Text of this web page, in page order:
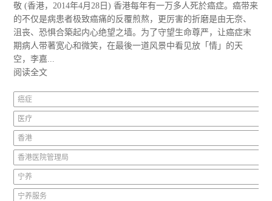
敬 (香港，2014年4月28日) 香港每年有一万多人死於癌症。癌带来
的不仅是病患者极致癌痛的反覆煎熬，更厉害的折磨是由无奈、
沮丧、恐惧合築起内心绝望之墙。为了守望生命尊严，让癌症末
期病人带著宽心和微笑，在最後一道风景中看见放「情」的天
空，李嘉...
阅读全文
癌症
医疗
香港
香港医院管理局
宁养
宁养服务